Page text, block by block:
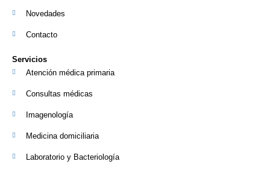
Novedades
Contacto
Servicios
Atención médica primaria
Consultas médicas
Imagenología
Medicina domiciliaria
Laboratorio y Bacteriología